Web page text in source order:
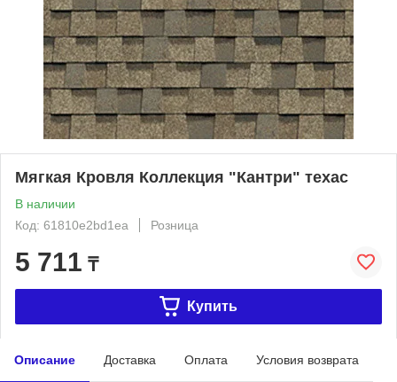
Мягкая Кровля Коллекция "Кантри" техас
В наличии
Код: 61810e2bd1ea
Розница
5 711 ₸
Купить
Описание Доставка Оплата Условия возврата